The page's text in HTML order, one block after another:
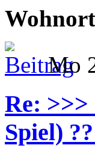
Mo
Re: >>>
Spiel)